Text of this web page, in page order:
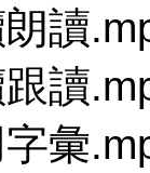
讀
讀
彙